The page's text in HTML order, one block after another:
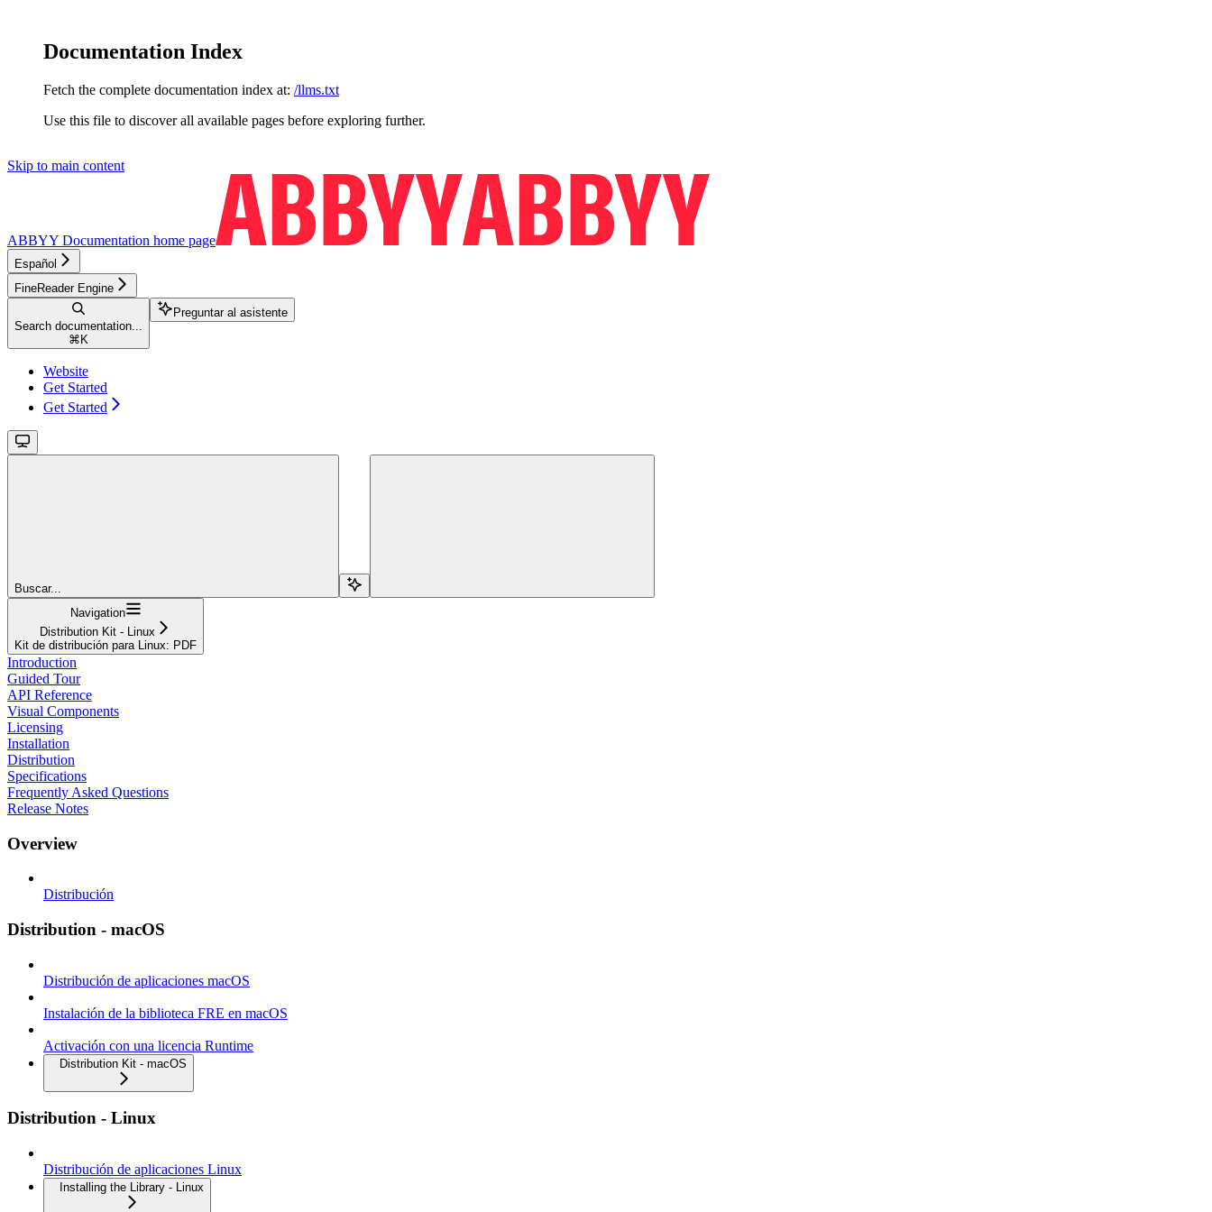
Documentation Index
Fetch the complete documentation index at: /llms.txt
Use this file to discover all available pages before exploring further.
Skip to main content
ABBYY Documentation home page
Español
FineReader Engine
Search documentation...
⌘ K
Preguntar al asistente
Website
Get Started
Get Started
Buscar...
Navigation
Distribution Kit - Linux
Kit de distribución para Linux: PDF
Introduction
Guided Tour
API Reference
Visual Components
Licensing
Installation
Distribution
Specifications
Frequently Asked Questions
Release Notes
Overview
Distribución
Distribution - macOS
Distribución de aplicaciones macOS
Instalación de la biblioteca FRE en macOS
Activación con una licencia Runtime
Distribution Kit - macOS
Distribution - Linux
Distribución de aplicaciones Linux
Installing the Library - Linux